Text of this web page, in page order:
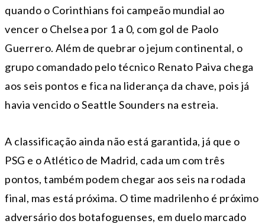
quando o Corinthians foi campeão mundial ao
vencer o Chelsea por 1 a 0, com gol de Paolo
Guerrero. Além de quebrar o jejum continental, o
grupo comandado pelo técnico Renato Paiva chega
aos seis pontos e fica na liderança da chave, pois já
havia vencido o Seattle Sounders na estreia.
A classificação ainda não está garantida, já que o
PSG e o Atlético de Madrid, cada um com três
pontos, também podem chegar aos seis na rodada
final, mas está próxima. O time madrilenho é próximo
adversário dos botafoguenses, em duelo marcado